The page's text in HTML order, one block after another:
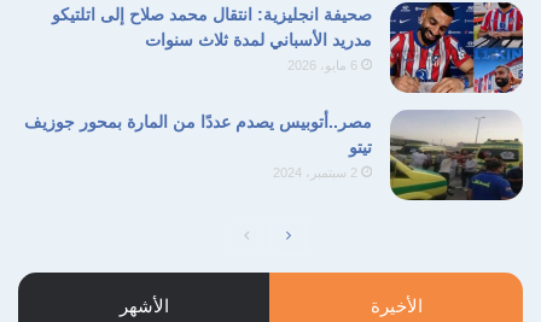
صحيفة انجليزية: انتقال محمد صلاح إلى اتلتيكو
مدريد الأسباني لمدة ثلاث سنوات
6 مايو، 2026
مصر..أتوبيس يصدم عددًا من المارة بمحور جوزيف
تيتو
2 سبتمبر، 2024
الصفحة
السابقة
الصفحة
التالية
الأخيرة الأشهر